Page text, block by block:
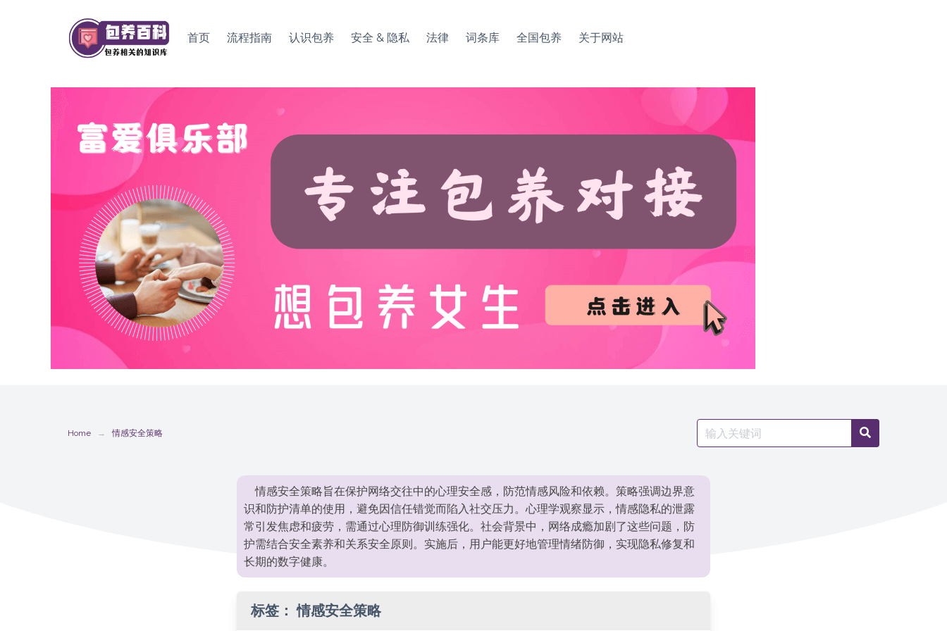
首页 流程指南 认识包养 安全 & 隐私 法律 词条库 全国包养 关于网站
Home 情感安全策略
Search
for:
Search
情感安全策略旨在保护网络交往中的心理安全感，防范情感风险和依赖。策略强调边界意
识和防护清单的使用，避免因信任错觉而陷入社交压力。心理学观察显示，情感隐私的泄露
常引发焦虑和疲劳，需通过心理防御训练强化。社会背景中，网络成瘾加剧了这些问题，防
护需结合安全素养和关系安全原则。实施后，用户能更好地管理情绪防御，实现隐私修复和
长期的数字健康。
标签：情感安全策略